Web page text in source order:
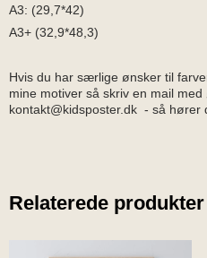
A3: (29,7*42)
A3+ (32,9*48,3)
Hvis du har særlige ønsker til
mine motiver så skriv en mail med
kontakt@kidsposter.dk - så hører
Relaterede produkter